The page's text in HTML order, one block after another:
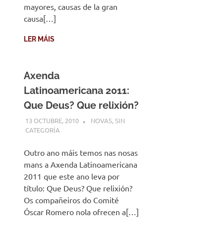
mayores, causas de la gran
causa[…]
LER MÁIS
Axenda
Latinoamericana 2011:
Que Deus? Que relixión?
13 OCTUBRE, 2010 DESARROLLO
NOVAS,SIN
CATEGORÍA
Outro ano máis temos nas nosas
mans a Axenda Latinoamericana
2011 que este ano leva por
título: Que Deus? Que relixión?
Os compañeiros do Comité
Óscar Romero nola ofrecen a[…]